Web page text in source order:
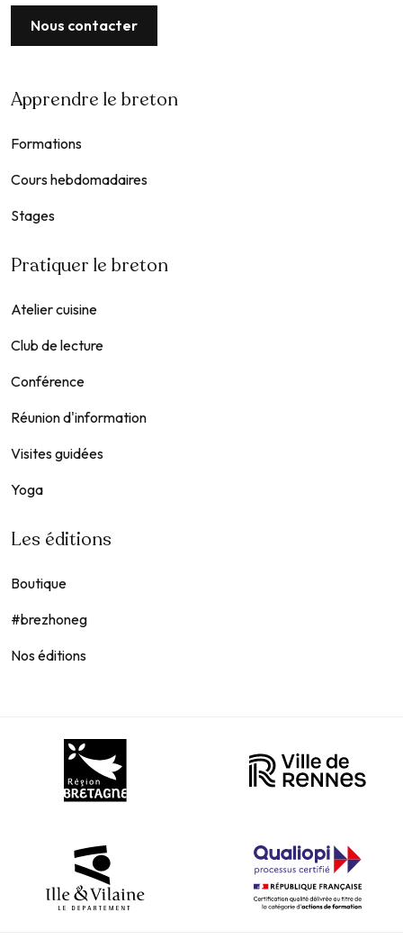
Nous contacter
Apprendre le breton
Formations
Cours hebdomadaires
Stages
Pratiquer le breton
Atelier cuisine
Club de lecture
Conférence
Réunion d'information
Visites guidées
Yoga
Les éditions
Boutique
#brezhoneg
Nos éditions